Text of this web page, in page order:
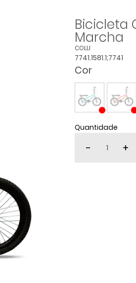
Bicicleta
Marcha
COLLI
7741.1581.1;7741
Cor
Quantidade
- +